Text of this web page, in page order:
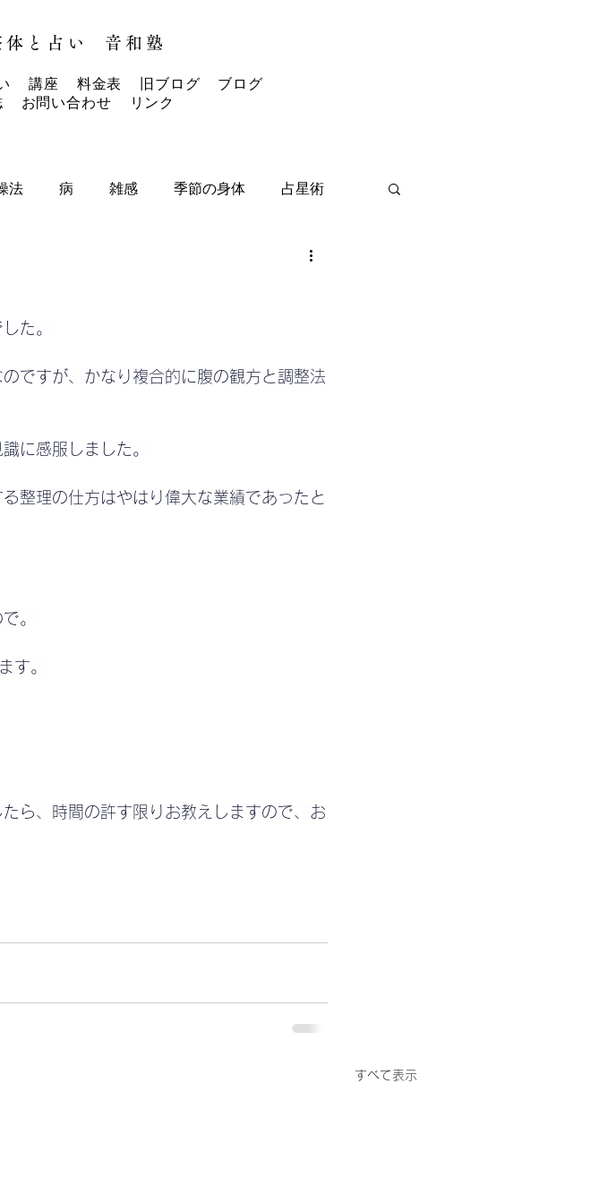
体と占い 音和塾​
講座 料金表 旧ブログ
ブログ
お問い合わせ リンク
法 病 雑感 季節の身体 占星術
た。
ですが、かなり複合的に腹の観方と調整法
に感服しました。
整理の仕方はやはり偉大な業績であったと
。
す。
ら、時間の許す限りお教えしますので、お
すべて表示